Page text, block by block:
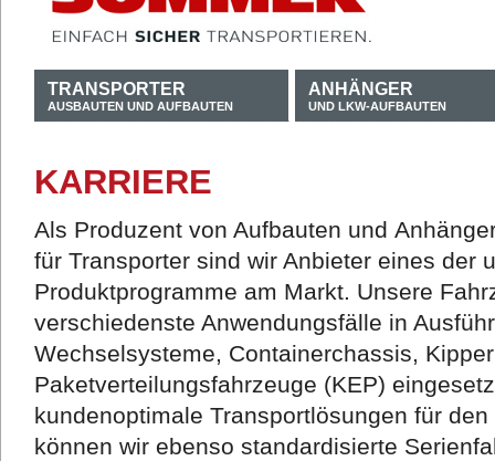
TRANSPORTER
AUSBAUTEN UND AUFBAUTEN
ANHÄNGER
UND LKW-AUFBAUTEN
KARRIERE
Als Produzent von Aufbauten und
für Transporter sind wir Anbieter eines der
Produktprogramme am Markt. Unsere
verschiedenste Anwendungsfälle in
Wechselsysteme, Containerchassis,
Paketverteilungsfahrzeuge (KEP)
kundenoptimale Transportlösungen für
können wir ebenso standardisierte